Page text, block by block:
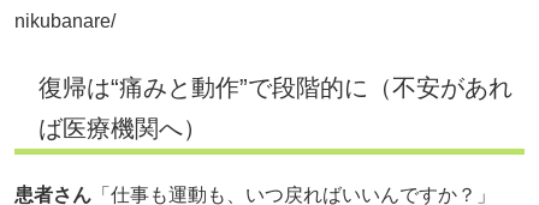
nikubanare/
復帰は“痛みと動作”で段階的に（不安があれ
ば医療機関へ）
患者さん 「仕事も運動も、いつ戻ればいいんですか？」